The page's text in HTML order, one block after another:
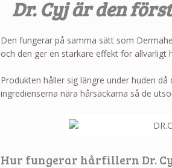
Dr. Cyj är den
Den fungerar på samma sätt som
och den ger en starkare effekt för allvarligt
Produkten håller sig längre under huden
ingredienserna nära hårsäckarna så de
Hur fungerar hårfillern Dr.